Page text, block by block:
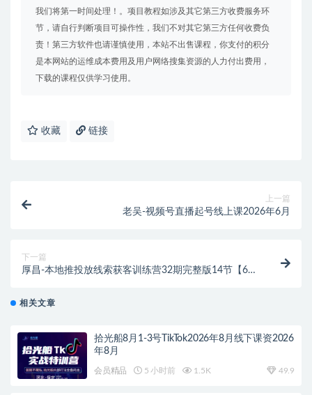
我们将第一时间处理！。项目教程如涉及其它第三方收费服务环
节，请自行判断项目可操作性，我们不对其它第三方任何收费负
责！第三方软件也请谨慎使用，本站不出售课程，你支付的积分
是本网站的运维成本费用及用户网络搜集资源的人力付出费用，
下载的课程仅供学习使用。
收藏 链接
上一篇
老吴-视频号直播起号线上课2026年6月
下一篇
厚昌-本地推投放线索获客训练营32期完整版14节【6月
相关文章
拾光船8月1-3号TikTok2026年8月线下课资2026
年8月
会员精品 5 小时前 1.5K 49.9